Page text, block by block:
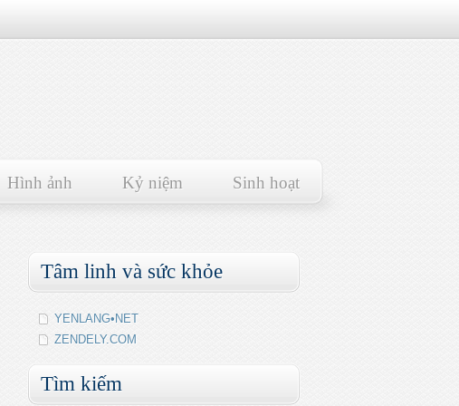
Hình ảnh Kỷ niệm Sinh hoạt
Tâm linh và sức khỏe
YENLANG•NET
ZENDELY.COM
Tìm kiếm